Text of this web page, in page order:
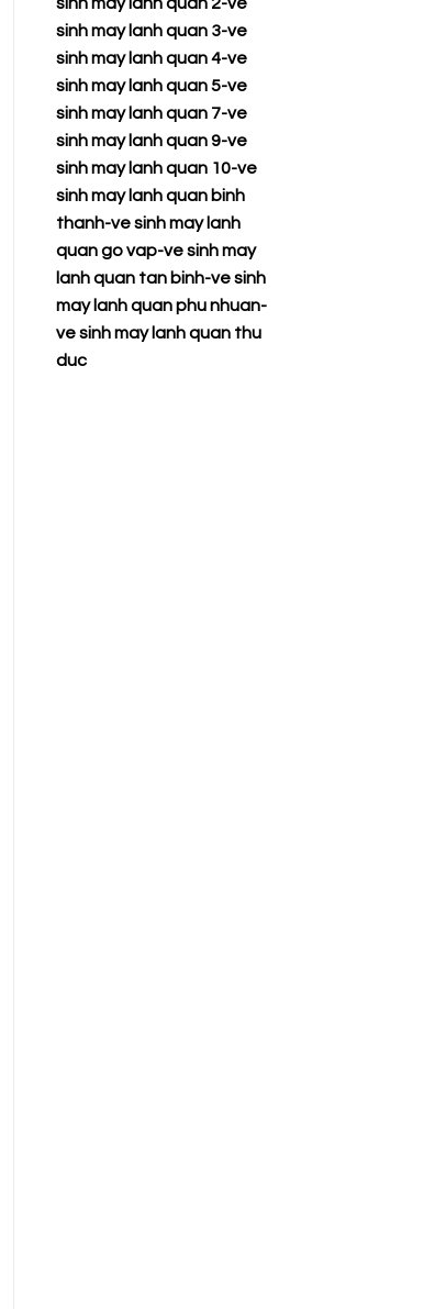
sinh may lanh quan 2-ve
sinh may lanh quan 3-ve
sinh may lanh quan 4-ve
sinh may lanh quan 5-ve
sinh may lanh quan 7-ve
sinh may lanh quan 9-ve
sinh may lanh quan 10-ve
sinh may lanh quan binh
thanh-ve sinh may lanh
quan go vap-ve sinh may
lanh quan tan binh-ve sinh
may lanh quan phu nhuan-
ve sinh may lanh quan thu
duc